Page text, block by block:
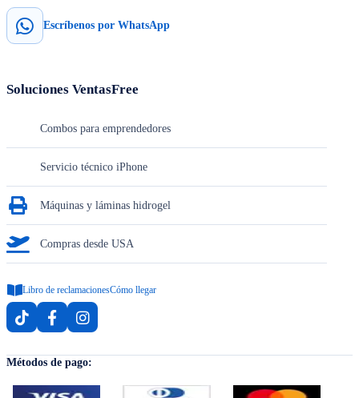
Escríbenos por WhatsApp
Soluciones VentasFree
Combos para emprendedores
Servicio técnico iPhone
Máquinas y láminas hidrogel
Compras desde USA
Libro de reclamacionesCómo llegar
Métodos de pago: